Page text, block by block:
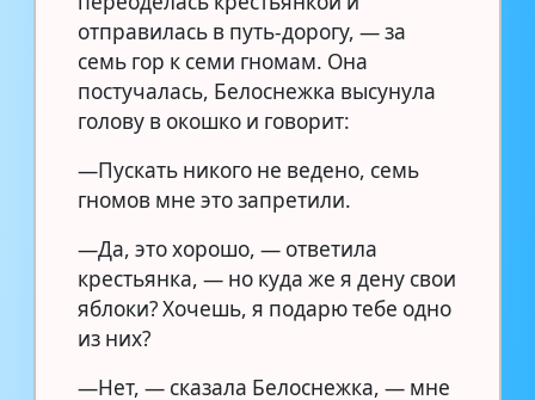
отправилась в путь-дорогу, — за
семь гор к семи гномам. Она
постучалась, Белоснежка высунула
голову в окошко и говорит:
—Пускать никого не ведено, семь
гномов мне это запретили.
—Да, это хорошо, — ответила
крестьянка, — но куда же я дену свои
яблоки? Хочешь, я подарю тебе одно
из них?
—Нет, — сказала Белоснежка, — мне